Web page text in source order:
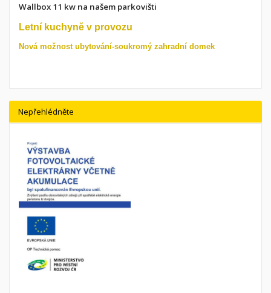
Wallbox 11 kw na našem parkovišti
Letní kuchyně v provozu
Nová možnost ubytování-soukromý zahradní domek
Nepřehlédněte